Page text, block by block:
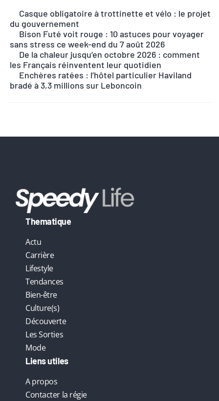
e
r
a
:
Casque obligatoire à trottinette et vélo : le projet
du gouvernement
Bison Futé voit rouge : 10 astuces pour voyager
sans stress ce week-end du 7 août 2026
De la chaleur jusqu’en octobre 2026 : comment
les Français réinventent leur quotidien
Enchères ratées : l’hôtel particulier Haviland
bradé à 3,3 millions sur Leboncoin
Thematique
Actu
Carrière
Lifestyle
Tendances
Bien-être
Culture(s)
Découverte
Les Sorties
Mode
Liens utiles
A propos
Contacter la régie